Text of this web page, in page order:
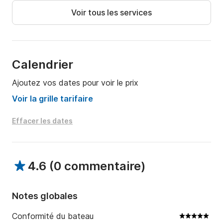
Jean-Charles
Voir tous les services
Calendrier
Ajoutez vos dates pour voir le prix
Voir la grille tarifaire
Effacer les dates
4.6 (0 commentaire)
Notes globales
Conformité du bateau